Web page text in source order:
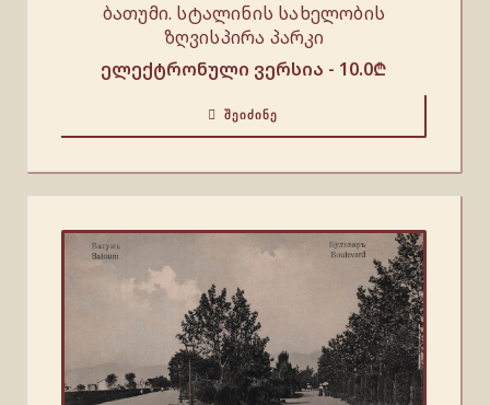
ბათუმი. სტალინის სახელობის
ზღვისპირა პარკი
ელექტრონული ვერსია - 10.0₾
ᲨᲔᲘᲫᲘᲜᲔ